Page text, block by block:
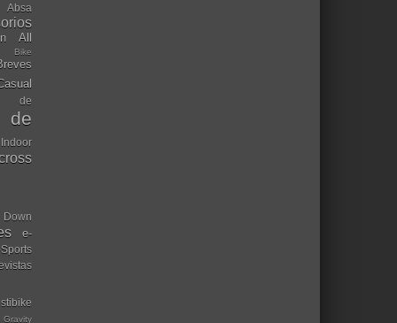
Absa
All
Bike
de
de
Down
e-
Gravity